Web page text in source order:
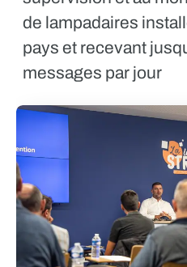
de lampadaires
pays et recevant
messages par jour